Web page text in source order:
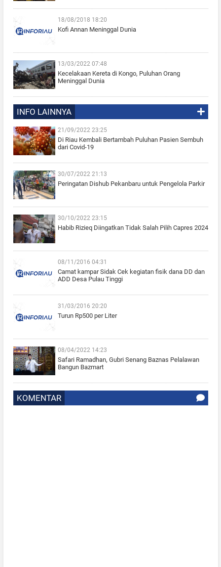
18/08/2018 18:20
Kofi Annan Meninggal Dunia
13/03/2022 07:48
Kecelakaan Kereta di Kongo, Puluhan Orang
Meninggal Dunia
INFO LAINNYA
21/09/2022 23:25
Di Riau Kembali Bertambah Puluhan Pasien Sembuh
dari Covid-19
30/07/2022 21:13
Peringatan Dishub Pekanbaru untuk Pengelola Parkir
30/10/2022 23:15
Habib Rizieq Diingatkan Tidak Salah Pilih Capres 2024
08/11/2016 04:31
Camat kampar Sidak Cek kegiatan fisik dana DD dan
ADD Desa Pulau Tinggi
31/03/2016 20:20
Turun Rp500 per Liter
08/04/2022 14:23
Safari Ramadhan, Gubri Senang Baznas Pelalawan
Bangun Bazmart
KOMENTAR